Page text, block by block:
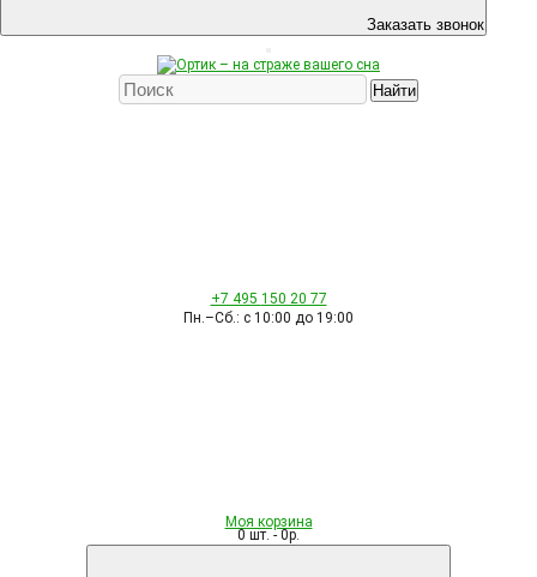
Заказать звонок
Найти
+7 495 150 20 77
Пн.–Сб.: с 10:00 до 19:00
Моя корзина
0 шт. - 0р.